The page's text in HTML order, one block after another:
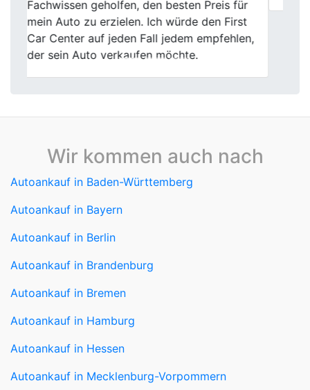
Autoankauf in Baden-Württemberg
Autoankauf in Rheinland-Pfalz